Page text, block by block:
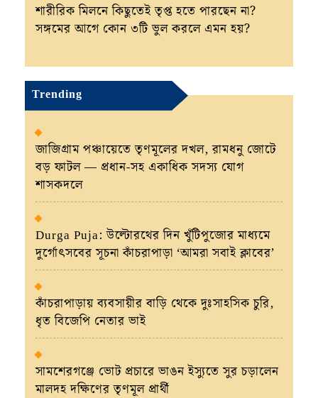
শারীরিক মিলনে কিছুতেই তৃপ্ত হতে পারছেন না?
সঙ্গমের আগে কোন ৩টি ভুল করলে এমন হয়?
Trending
জাজিগ্রাম পঞ্চায়েতে তৃণমূলের দখল, রামধনু জোটে
বড় ফাটল — প্রধান-সহ একাধিক সদস্য যোগ
শাসকদলে
Durga Puja: উল্টোরথের দিন খুঁটিপুজোর মাধ্যমে
দুর্গোৎসবের সূচনা কাঁচরাপাড়া ‘আমরা সবাই ক্লাবের’
কাঁচরাপাড়ায় ব্যবসায়ীর বাড়ি থেকে দুঃসাহসিক চুরি,
ধৃত বিজেপি নেতার ভাই
সামশেরগঞ্জে ভোট প্রচারে ভাঙন ইস্যুতে সুর চড়ালেন
মালদহ দক্ষিণের তৃণমূল প্রার্থী